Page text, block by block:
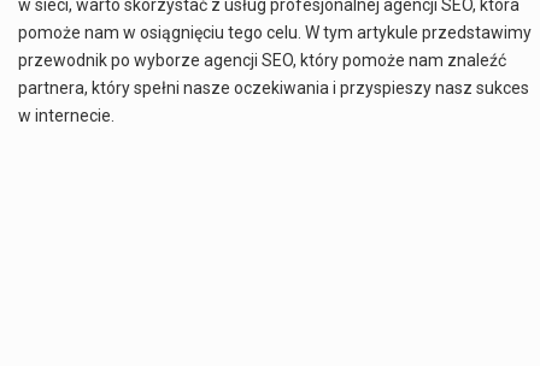
w sieci, warto skorzystać z usług profesjonalnej agencji SEO, która
pomoże nam w osiągnięciu tego celu. W tym artykule przedstawimy
przewodnik po wyborze agencji SEO, który pomoże nam znaleźć
partnera, który spełni nasze oczekiwania i przyspieszy nasz sukces
w internecie.